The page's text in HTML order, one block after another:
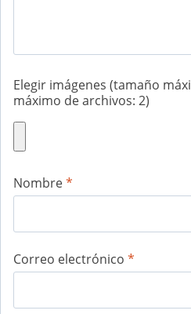
Elegir imágenes (tamaño
máximo de archivos: 2)
Nombre*
Correo electrónico *